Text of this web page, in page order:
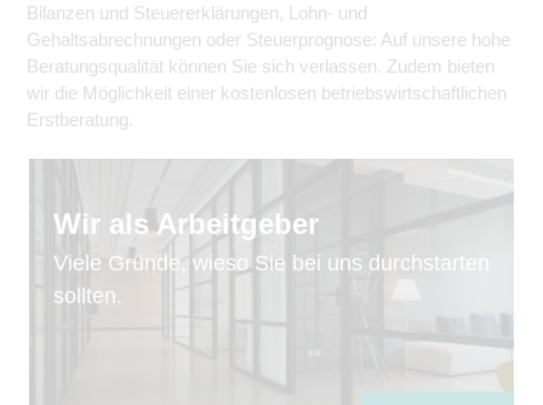
Bilanzen und Steuererklärungen, Lohn- und
Gehaltsabrechnungen oder Steuerprognose: Auf unsere hohe
Beratungsqualität können Sie sich verlassen. Zudem bieten
wir die Möglichkeit einer kostenlosen betriebswirtschaftlichen
Erstberatung.
Wir als Arbeitgeber
Viele Gründe, wieso Sie bei uns durchstarten
sollten.